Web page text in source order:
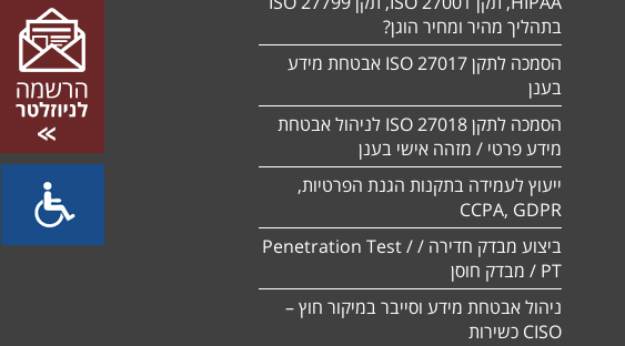
בתהליך מהיר ומחיר הוגן?
הסמכה לתקן 27017 ISO אבטחת מידע
בענן
הסמכה לתקן ISO 27018 לניהול אבטחת
מידע פרטי / מזהה אישי בענן
ייעוץ לעמידה בתקנות הגנת הפרטיות,
CCPA, GDPR
ביצוע מבדק חדירה / Penetration Test /
PT / מבדק חוסן
ניהול אבטחת מידע וסייבר במיקור חוץ –
CISO כשירות